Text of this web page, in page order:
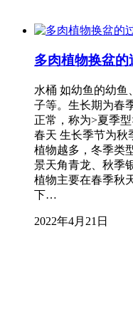
多肉植物换盆的
水桶 如幼鱼的幼鱼
子等。生长期为春
正常，称为>夏季
春天 生长季节为秋
植物越多，冬季类
景天角青龙、秋季
植物主要在春季秋
下…
2022年4月21日